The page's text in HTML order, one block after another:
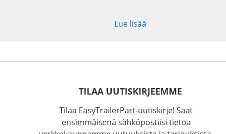
Lue lisää
TILAA UUTISKIRJEEMME
Tilaa EasyTrailerPart-uutiskirje! Saat
ensimmäisenä sähköpostiisi tietoa